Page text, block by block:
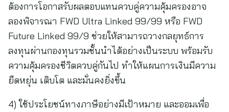
ต้องการโอกาสรับผลตอบแทนควบคู่ความคุ้มครองอาจ
ลองพิจารณา FWD Ultra Linked 99/99 หรือ FWD
Future Linked 99/9 ช่วยให้สามารถวางกลยุทธ์การ
ลงทุนผ่านกองทุนรวมชั้นนำได้อย่างเป็นระบบ พร้อมรับ
ความคุ้มครองชีวิตควบคู่กันไป ทำให้แผนการเงินมีความ
ยืดหยุ่น เติบโต และมั่นคงยิ่งขึ้น
4) ใช้ประโยชน์ทางภาษีอย่างมีเป้าหมาย และออมเพื่อ